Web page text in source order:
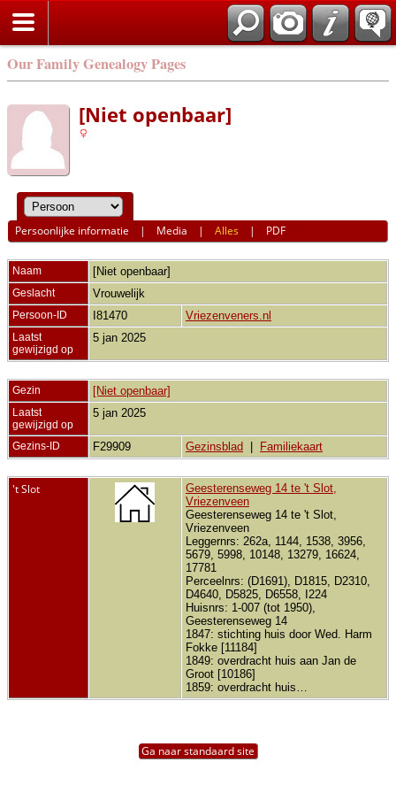
Our Family Genealogy Pages
[Niet openbaar]
Persoonlijke informatie | Media |Alles | PDF
Naam [Niet openbaar]
Geslacht Vrouwelijk
Persoon-ID I81470 Vriezenveners.nl
Laatst
gewijzigd op
5 jan 2025
Gezin [Niet openbaar]
Laatst
gewijzigd op
5 jan 2025
Gezins-ID F29909 Gezinsblad Familiekaart
't Slot
Geesterenseweg 14 te 't Slot,
Vriezenveen
Geesterenseweg 14 te 't Slot,
Vriezenveen
Leggernrs: 262a, 1144, 1538, 3956,
5679, 5998, 10148, 13279, 16624,
17781
Perceelnrs: (D1691), D1815, D2310,
D4640, D5825, D6558, I224
Huisnrs: 1-007 (tot 1950),
Geesterenseweg 14
1847: stichting huis door Wed. Harm
Fokke [11184]
1849: overdracht huis aan Jan de
Groot [10186]
1859: overdracht huis…
Ga naar standaard site